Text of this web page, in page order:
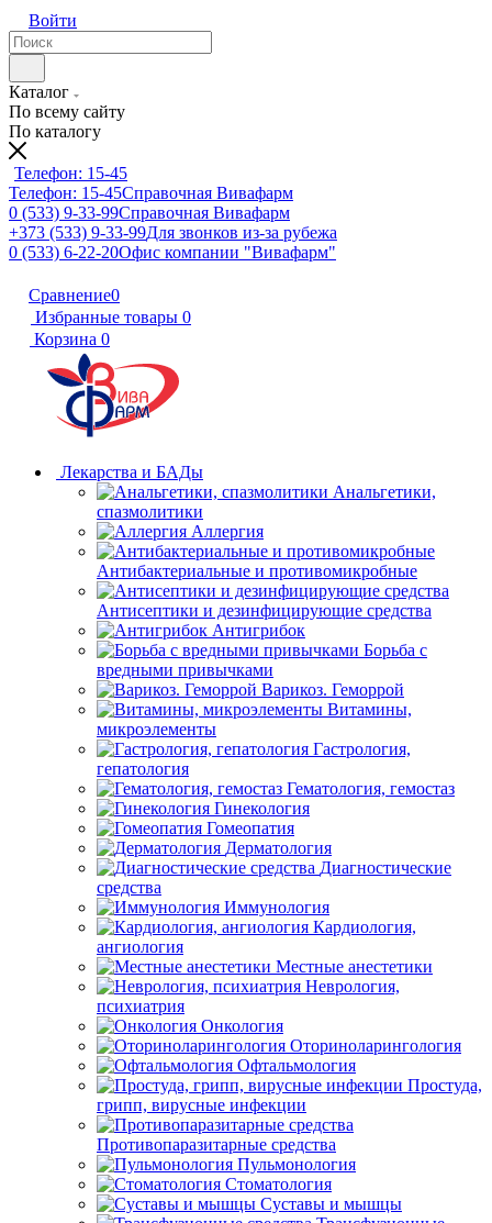
Войти
Каталог
По всему сайту
По каталогу
Телефон: 15-45
Телефон: 15-45Справочная Вивафарм
0 (533) 9-33-99Справочная Вивафарм
+373 (533) 9-33-99Для звонков из-за рубежа
0 (533) 6-22-20Офис компании "Вивафарм"
Сравнение0
Избранные товары 0
Корзина 0
Лекарства и БАДы
Анальгетики,
спазмолитики
Аллергия
Антибактериальные и противомикробные
Антисептики и дезинфицирующие средства
Антигрибок
Борьба с
вредными привычками
Варикоз. Геморрой
Витамины,
микроэлементы
Гастрология,
гепатология
Гематология, гемостаз
Гинекология
Гомеопатия
Дерматология
Диагностические
средства
Иммунология
Кардиология,
ангиология
Местные анестетики
Неврология,
психиатрия
Онкология
Оториноларингология
Офтальмология
Простуда,
грипп, вирусные инфекции
Противопаразитарные средства
Пульмонология
Стоматология
Суставы и мышцы